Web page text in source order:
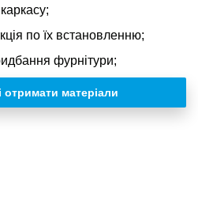
по їх встановленню;
фурнітури;
отримати матеріали